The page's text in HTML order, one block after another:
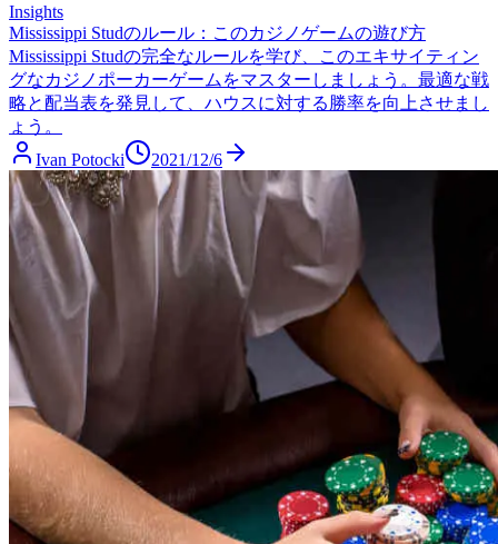
Insights
Mississippi Studのルール：このカジノゲームの遊び方
Mississippi Studの完全なルールを学び、このエキサイティン
グなカジノポーカーゲームをマスターしましょう。最適な戦
略と配当表を発見して、ハウスに対する勝率を向上させまし
ょう。
Ivan Potocki
2021/12/6